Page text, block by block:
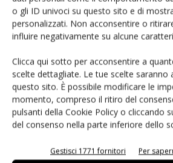
o gli ID univoci su questo sito e di
personalizzati. Non acconsentire o
influire negativamente su alcune
Clicca qui sotto per acconsentire a
scelte dettagliate. Le tue scelte saranno
questo sito. È possibile modificare le
momento, compreso il ritiro del
pulsanti della Cookie Policy o cliccando
del consenso nella parte inferiore dello
Gestisci 1771 fornitori Per
ARTICOLI CORRELATI ALTRO DALL'AUTORE
Isolatori a stato
l’automazione
La crittografia
sui dispositivi mobili